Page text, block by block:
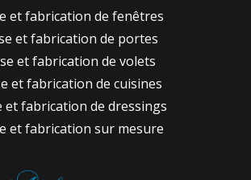
et fabrication de fenêtres
et fabrication de portes
et fabrication de volets
et fabrication de cuisines
et fabrication de dressings
et fabrication sur mesure